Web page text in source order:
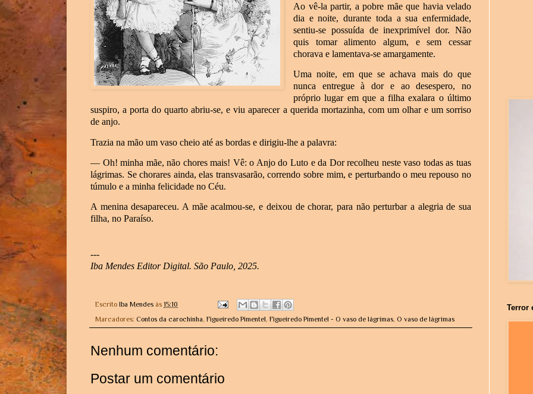
Ao vê-la partir, a pobre mãe que havia velado
dia e noite, durante toda a sua enfermidade,
sentiu-se possuída de inexprimível dor. Não
quis tomar alimento algum, e sem cessar
chorava e lamentava-se amargamente.
Uma noite, em que se achava mais do que
nunca entregue à dor e ao desespero, no
próprio lugar em que a filha exalara o último
suspiro, a porta do quarto abriu-se, e viu aparecer a querida mortazinha, com um olhar e um sorriso
de anjo.
Trazia na mão um vaso cheio até as bordas e dirigiu-lhe a palavra:
— Oh! minha mãe, não chores mais! Vê: o Anjo do Luto e da Dor recolheu neste vaso todas as tuas
lágrimas. Se chorares ainda, elas transvasarão, correndo sobre mim, e perturbando o meu repouso no
túmulo e a minha felicidade no Céu.
A menina desapareceu. A mãe acalmou-se, e deixou de chorar, para não perturbar a alegria de sua
filha, no Paraíso.
---
Iba Mendes Editor Digital. São Paulo, 2025.
Escrito Iba Mendes às 15:10
Marcadores: Contos da carochinha, Figueiredo Pimentel, Figueiredo Pimentel - O vaso de lágrimas, O vaso de lágrimas
Nenhum comentário:
Postar um comentário
Terror